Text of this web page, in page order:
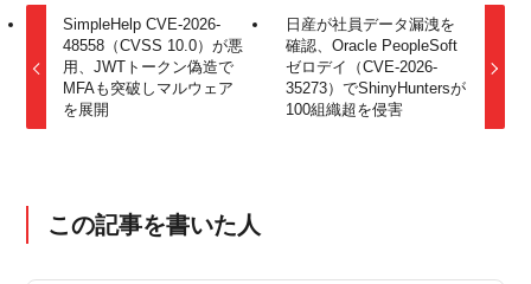
SimpleHelp CVE-2026-
48558（CVSS 10.0）が悪
用、JWTトークン偽造で
MFAも突破しマルウェア
を展開
日産が社員データ漏洩を
確認、Oracle PeopleSoft
ゼロデイ（CVE-2026-
35273）でShinyHuntersが
100組織超を侵害
この記事を書いた人